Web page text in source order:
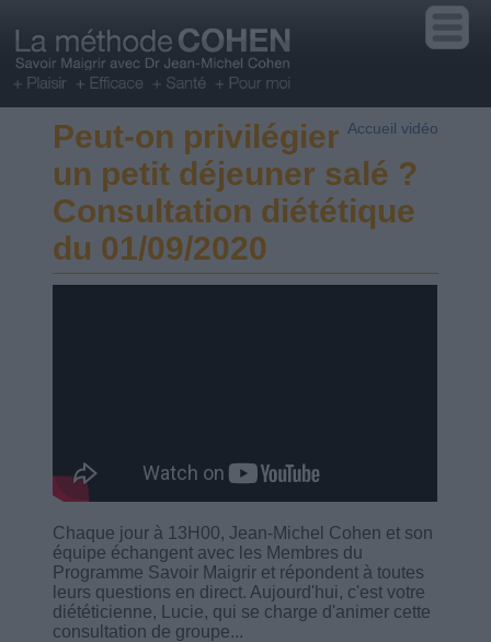
Accueil vidéo
Peut-on privilégier
un petit déjeuner salé ?
Consultation diététique
du 01/09/2020
Chaque jour à 13H00, Jean-Michel Cohen et son
équipe échangent avec les Membres du
Programme Savoir Maigrir et répondent à toutes
leurs questions en direct. Aujourd'hui, c'est votre
diététicienne, Lucie, qui se charge d'animer cette
consultation de groupe...